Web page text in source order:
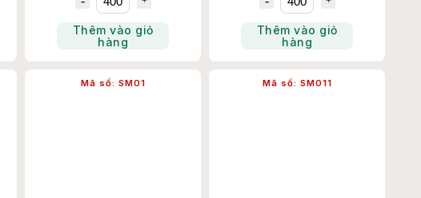
Thêm vào giỏ
hàng
Thêm vào giỏ
hàng
Mã số: SM01 Mã số: SM011